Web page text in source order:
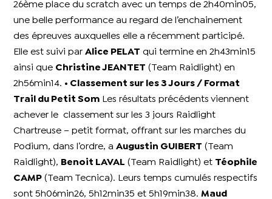
26ème place du scratch avec un temps de 2h40min05,
une belle performance au regard de l’enchainement
des épreuves auxquelles elle a récemment participé.
Elle est suivi parAlice PELAT qui termine en 2h43min15
ainsi que Christine JEANTET (Team Raidlight) en
2h56min14. • Classement sur les 3 Jours / Format
Trail du Petit Som Les résultats précédents viennent
achever le classement sur les 3 jours Raidlight
Chartreuse – petit format, offrant sur les marches du
Podium, dans l’ordre, aAugustin GUIBERT (Team
Raidlight),
Benoit LAVAL (Team Raidlight) et Téophile
CAMP (Team Tecnica). Leurs temps cumulés respectifs
sont 5h06min26, 5h12min35 et 5h19min38.Maud